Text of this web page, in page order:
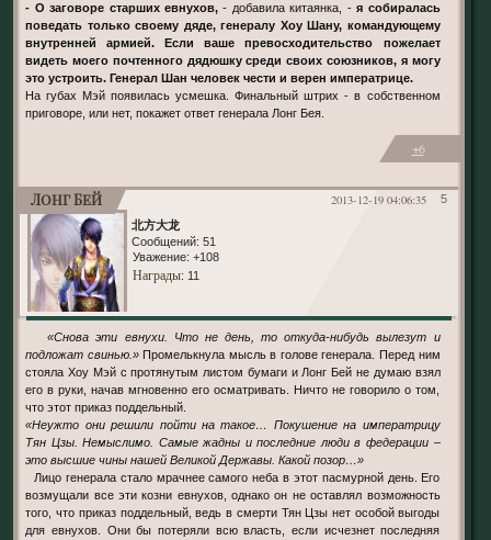
- О заговоре старших евнухов, - добавила китаянка, -я собиралась
поведать только своему дяде, генералу Хоу Шану, командующему
внутренней армией. Если ваше превосходительство пожелает
видеть моего почтенного дядюшку среди своих союзников, я могу
это устроить. Генерал Шан человек чести и верен императрице.
На губах Мэй появилась усмешка. Финальный штрих - в собственном
приговоре, или нет, покажет ответ генерала Лонг Бея.
+6
5
2013-12-19 04:06:35
Лонг Бей
北方大龙
Сообщений: 51
Уважение: +108
Награды: 11
«Снова эти евнухи. Что не день, то откуда-нибудь вылезут и
подложат свинью.»Промелькнула мысль в голове генерала. Перед ним
стояла Хоу Мэй с протянутым листом бумаги и Лонг Бей не думаю взял
его в руки, начав мгновенно его осматривать. Ничто не говорило о том,
что этот приказ поддельный.
«Неужто они решили пойти на такое… Покушение на императрицу
Тян Цзы. Немыслимо. Самые жадны и последние люди в федерации –
это высшие чины нашей Великой Державы. Какой позор…»
Лицо генерала стало мрачнее самого неба в этот пасмурной день. Его
возмущали все эти козни евнухов, однако он не оставлял возможность
того, что приказ поддельный, ведь в смерти Тян Цзы нет особой выгоды
для евнухов. Они бы потеряли всю власть, если исчезнет последняя